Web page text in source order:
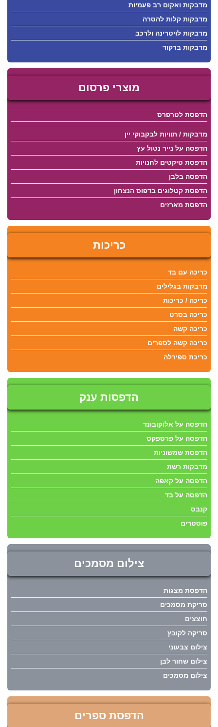
מדבקות ואקום רב פעמיות
מדבקות קלות להסרה
מדבקות לויטרינה ולרכב
מדבקות ברקוד
מוצרי פרסום
הדפסת לטרפרס
מדבקות / תוויות לבקבוקי יין
הדפסה על נייר נטול עץ
הדפסת טיקטים לחנויות
הדפסה בלבן
הדפסת קטלוגים בדפוס הנצחון
הדפסת מארזים
כריכות
כריכה עם בד
מדבקות בגלילים
כריכה / כריכות
כריכה בסרט
כריכה קשה
כריכה קשה לספרים
כריכת ספירלה
הדפסות ענק
הדפסה על אלוקובונד
הדפסה על פרספקס
הדפסת שמשוניות
מדבקות רשת
הדפסה על קאפה
הדפסה על בד
קנבס
פוסטרים
צילום מסמכים
הדפסת מצגות
סריקת מסמכים
חוצצים
סריקה לקובץ
צילום צבעוני
צילום שחור לבן
צילום מסמכים
הדפסת ספרים